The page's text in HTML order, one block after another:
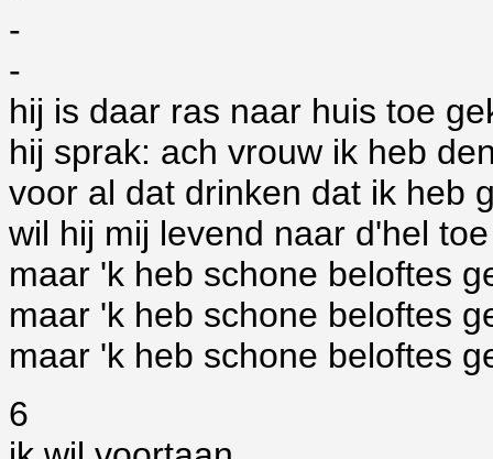
-
-
hij is daar ras naar huis toe
hij sprak: ach vrouw ik heb
voor al dat drinken dat ik heb
wil hij mij levend naar d'hel
maar 'k heb schone beloftes
maar 'k heb schone beloftes
maar 'k heb schone beloftes
6